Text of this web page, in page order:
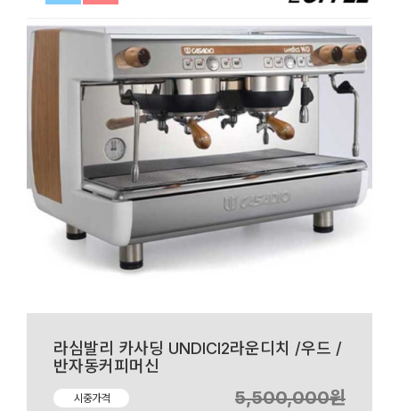
라심발리 카사딩 UNDICI2라운디치 /우드 /
반자동커피머신
시중가격 5,500,000원